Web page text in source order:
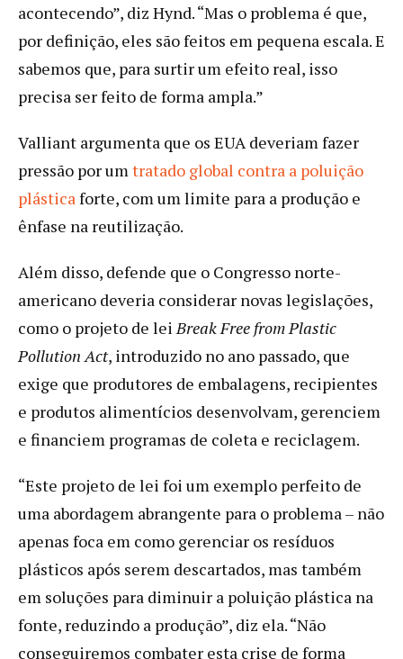
acontecendo”, diz Hynd. “Mas o problema é que,
por definição, eles são feitos em pequena escala. E
sabemos que, para surtir um efeito real, isso
precisa ser feito de forma ampla.”
Valliant argumenta que os EUA deveriam fazer
pressão por umtratado global contra a poluição
plásticaforte, com um limite para a produção e
ênfase na reutilização.
Além disso, defende que o Congresso norte-
americano deveria considerar novas legislações,
como o projeto de leiBreak Free from Plastic
Pollution Act, introduzido no ano passado, que
exige que produtores de embalagens, recipientes
e produtos alimentícios desenvolvam, gerenciem
e financiem programas de coleta e reciclagem.
“Este projeto de lei foi um exemplo perfeito de
uma abordagem abrangente para o problema – não
apenas foca em como gerenciar os resíduos
plásticos após serem descartados, mas também
em soluções para diminuir a poluição plástica na
fonte, reduzindo a produção”, diz ela. “Não
conseguiremos combater esta crise de forma